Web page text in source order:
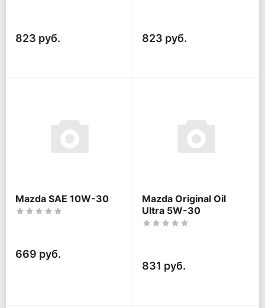
823 руб. 823 руб.
Mazda SAE 10W-30
669 руб.
Mazda Original Oil
Ultra 5W-30
831 руб.